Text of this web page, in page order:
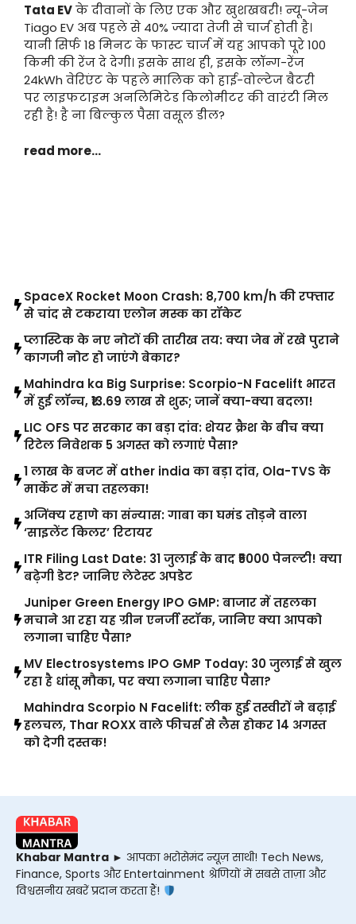
Tata EVके दीवानों के लिए एक और खुशखबरी! न्यू-जेन
Tiago EV अब पहले से 40% ज्यादा तेजी से चार्ज होती है।
यानी सिर्फ 18 मिनट के फास्ट चार्ज में यह आपको पूरे 100
किमी की रेंज दे देगी। इसके साथ ही, इसके लॉन्ग-रेंज
24kWh वेरिएंट के पहले मालिक को हाई-वोल्टेज बैटरी
पर लाइफटाइम अनलिमिटेड किलोमीटर की वारंटी मिल
रही है! है ना बिल्कुल पैसा वसूल डील?
read more…
SpaceX Rocket Moon Crash: 8,700 km/h की रफ्तार
से चांद से टकराया एलोन मस्क का रॉकेट
प्लास्टिक के नए नोटों की तारीख तय: क्या जेब में रखे पुराने
कागजी नोट हो जाएंगे बेकार?
Mahindra ka Big Surprise: Scorpio-N Facelift भारत
में हुई लॉन्च, ₹13.69 लाख से शुरू; जानें क्या-क्या बदला!
LIC OFS पर सरकार का बड़ा दांव: शेयर क्रैश के बीच क्या
रिटेल निवेशक 5 अगस्त को लगाएं पैसा?
1 लाख के बजट में ather india का बड़ा दांव, Ola-TVS के
मार्केट में मचा तहलका!
अजिंक्य रहाणे का संन्यास: गाबा का घमंड तोड़ने वाला
‘साइलेंट किलर’ रिटायर
ITR Filing Last Date: 31 जुलाई के बाद ₹5000 पेनल्टी! क्या
बढ़ेगी डेट? जानिए लेटेस्ट अपडेट
Juniper Green Energy IPO GMP: बाजार में तहलका
मचाने आ रहा यह ग्रीन एनर्जी स्टॉक, जानिए क्या आपको
लगाना चाहिए पैसा?
MV Electrosystems IPO GMP Today: 30 जुलाई से खुल
रहा है धांसू मौका, पर क्या लगाना चाहिए पैसा?
Mahindra Scorpio N Facelift: लीक हुई तस्वीरों ने बढ़ाई
हलचल, Thar ROXX वाले फीचर्स से लैस होकर 14 अगस्त
को देगी दस्तक!
Khabar Mantra ► आपका भरोसेमंद न्यूज़ साथी! Tech News,
Finance, Sports और Entertainment श्रेणियों में सबसे ताज़ा और
विश्वसनीय खबरें प्रदान करता हैं!